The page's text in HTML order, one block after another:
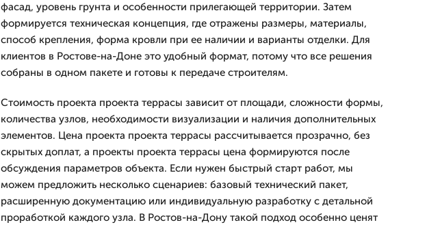
фасад, уровень грунта и особенности прилегающей территории. Затем
формируется техническая концепция, где отражены размеры, материалы,
способ крепления, форма кровли при ее наличии и варианты отделки. Для
клиентов в Ростове-на-Доне это удобный формат, потому что все решения
собраны в одном пакете и готовы к передаче строителям.
Стоимость проекта проекта террасы зависит от площади, сложности формы,
количества узлов, необходимости визуализации и наличия дополнительных
элементов. Цена проекта проекта террасы рассчитывается прозрачно, без
скрытых доплат, а проекты проекта террасы цена формируются после
обсуждения параметров объекта. Если нужен быстрый старт работ, мы
можем предложить несколько сценариев: базовый технический пакет,
расширенную документацию или индивидуальную разработку с детальной
проработкой каждого узла. В Ростов-на-Дону такой подход особенно ценят